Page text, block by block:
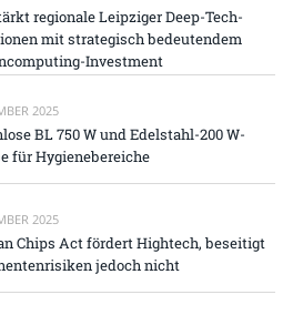
regionale Leipziger Deep-Tech-
mit strategisch bedeutendem
Investment
2025
BL 750 W und Edelstahl-200 W-
für Hygienebereiche
2025
Chips Act fördert Hightech, beseitigt
jedoch nicht